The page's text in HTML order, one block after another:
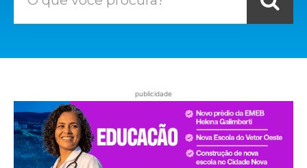
publicidade